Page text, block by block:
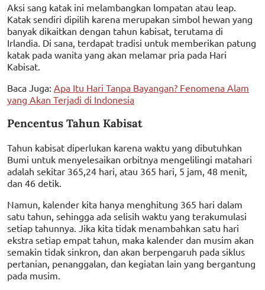
Aksi sang katak ini melambangkan lompatan atau leap.
Katak sendiri dipilih karena merupakan simbol hewan yang
banyak dikaitkan dengan tahun kabisat, terutama di
Irlandia. Di sana, terdapat tradisi untuk memberikan patung
katak pada wanita yang akan melamar pria pada Hari
Kabisat.
Baca Juga: Apa Itu Hari Tanpa Bayangan? Fenomena Alam
yang Akan Terjadi di Indonesia
Pencentus Tahun Kabisat
Tahun kabisat diperlukan karena waktu yang dibutuhkan
Bumi untuk menyelesaikan orbitnya mengelilingi matahari
adalah sekitar 365,24 hari, atau 365 hari, 5 jam, 48 menit,
dan 46 detik.
Namun, kalender kita hanya menghitung 365 hari dalam
satu tahun, sehingga ada selisih waktu yang terakumulasi
setiap tahunnya. Jika kita tidak menambahkan satu hari
ekstra setiap empat tahun, maka kalender dan musim akan
semakin tidak sinkron, dan akan berpengaruh pada siklus
pertanian, penanggalan, dan kegiatan lain yang bergantung
pada musim.